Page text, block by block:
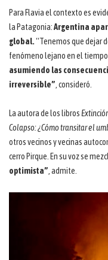
Para Flavia el contexto es
la Patagonia:Argentina
global.“Tenemos que dejar
fenómeno lejano en el
asumiendo las
irreversible” , consideró.
La autora de los libros
Colapso: ¿Cómo transitar el
otros vecinos y vecinas
cerro Pirque. En su voz se
optimista” , admite.